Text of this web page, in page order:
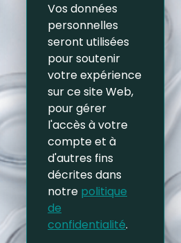
Vos données
personnelles
seront utilisées
pour soutenir
votre expérience
sur ce site Web,
pour gérer
l'accès à votre
compte et à
d'autres fins
décrites dans
notre politique
de
confidentialité.